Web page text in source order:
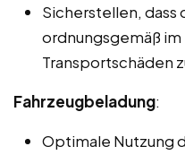
Sicherstellen, dass
ordnungsgemäß im
Transportschäden
Fahrzeugbeladung:
Optimale Nutzung